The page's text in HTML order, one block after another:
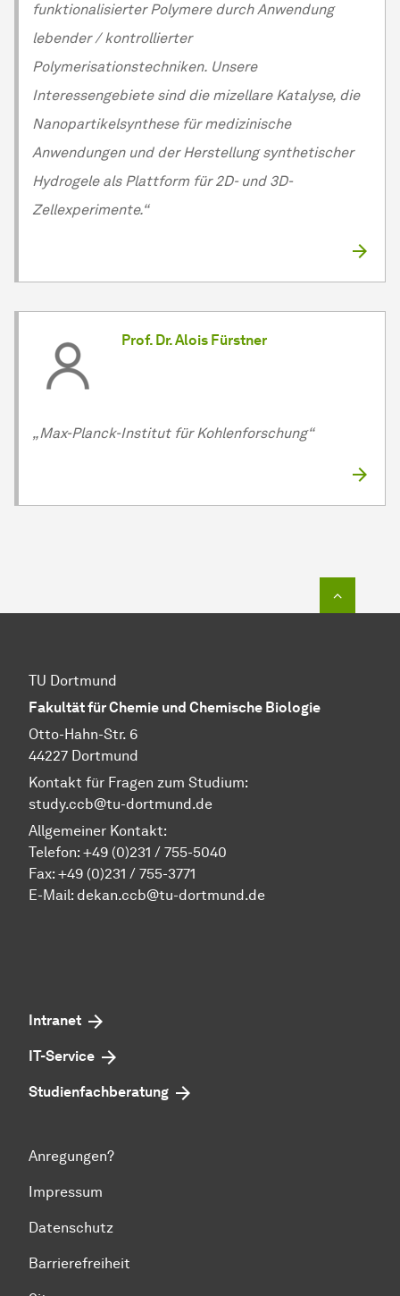
funktionalisierter Polymere durch Anwendung
lebender / kontrollierter
Polymerisationstechniken. Unsere
Interessengebiete sind die mizellare Katalyse, die
Nanopartikelsynthese für medizinische
Anwendungen und derHer­stel­lungsynthetischer
Hydrogele als Plattform für 2D- und 3D-
Zellexperimente.“
Prof. Dr. Alois Fürstner
„Max-Planck-Institut für Kohlenforschung“
TU Dortmund
Fakultät für Chemie und Chemische Biologie
Otto-Hahn-Str. 6
44227 Dortmund
Kontakt für Fragen zum Studium:
study.ccb@tu-dortmund.de
Allgemeiner Kontakt:
Telefon: +49 (0)231 / 755-5040
Fax: +49 (0)231 / 755-3771
E-Mail: dekan.ccb@tu-dortmund.de
Intranet
IT-Service
Studienfachberatung
Anregungen?
Impressum
Datenschutz
Barrierefreiheit